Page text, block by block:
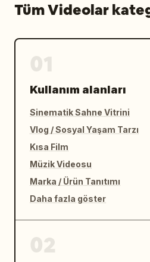
Tüm Videolar
Kullanım alanları
Sinematik Sahne Vitrini
Vlog / Sosyal Yaşam Tarzı
Kısa Film
Müzik Videosu
Marka / Ürün Tanıtımı
Daha fazla göster